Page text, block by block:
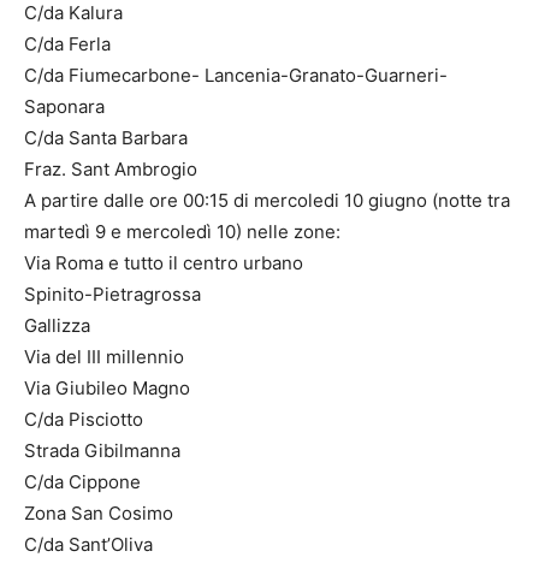
C/da Kalura
C/da Ferla
C/da Fiumecarbone- Lancenia-Granato-Guarneri-
Saponara
C/da Santa Barbara
Fraz. Sant Ambrogio
A partire dalle ore 00:15 di mercoledi 10 giugno (notte tra
martedì 9 e mercoledì 10) nelle zone:
Via Roma e tutto il centro urbano
Spinito-Pietragrossa
Gallizza
Via del III millennio
Via Giubileo Magno
C/da Pisciotto
Strada Gibilmanna
C/da Cippone
Zona San Cosimo
C/da Sant’Oliva